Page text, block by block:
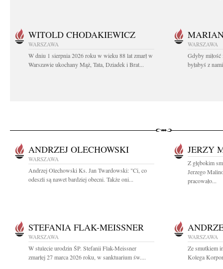
WITOLD CHODAKIEWICZ
WARSZAWA
W dniu 1 sierpnia 2026 roku w wieku 88 lat zmarł w
Warszawie ukochany Mąż, Tata, Dziadek i Brat...
WARSZAWA
Gdyby miłość
byłabyś z
ANDRZEJ OLECHOWSKI
WARSZAWA
Andrzej Olechowski Ks. Jan Twardowski: "Ci, co
odeszli są nawet bardziej obecni. Także oni...
JERZY
Z głębokim
Jerzego
pracowało...
STEFANIA FLAK-MEISSNER
WARSZAWA
W stulecie urodzin ŚP. Stefanii Flak-Meissner
zmarłej 27 marca 2026 roku, w sanktuarium św....
WARSZAWA
Ze smutkiem
Kolega